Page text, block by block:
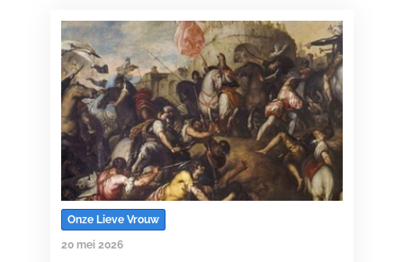
Onze Lieve Vrouw
20 mei 2026